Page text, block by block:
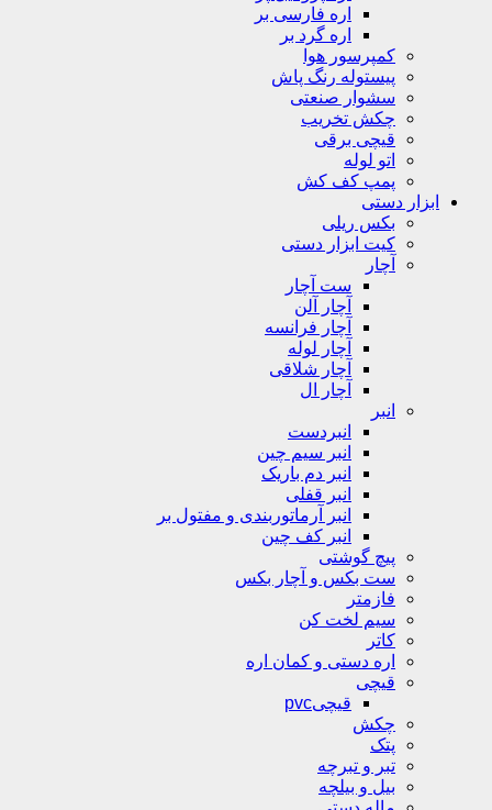
اره فارسی بر
اره گرد بر
کمپرسور هوا
پیستوله رنگ پاش
سشوار صنعتی
چکش تخریب
قیچی برقی
اتو لوله
پمپ کف کش
ابزار دستی
بکس ریلی
کیت ابزار دستی
آچار
ست آچار
آچار آلن
آچار فرانسه
آچار لوله
آچار شلاقی
آچار ال
انبر
انبردست
انبر سیم چین
انبر دم باریک
انبر قفلی
انبر آرماتوربندی و مفتول بر
انبر کف چین
پیچ گوشتی
ست بکس و آچار بکس
فازمتر
سیم لخت کن
کاتر
اره دستی و کمان اره
قیچی
قیچیpvc
چکش
پتک
تبر و تبرچه
بیل و بیلچه